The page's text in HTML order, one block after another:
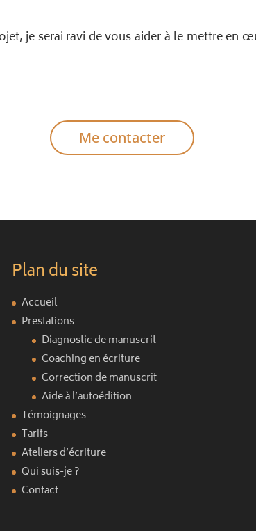
je serai ravi de vous aider à le mettre en
Me contacter
Plan du site
Accueil
Prestations
Diagnostic de manuscrit
Coaching en écriture
Correction de manuscrit
Aide à l’autoédition
Témoignages
Tarifs
Ateliers d’écriture
Qui suis-je ?
Contact